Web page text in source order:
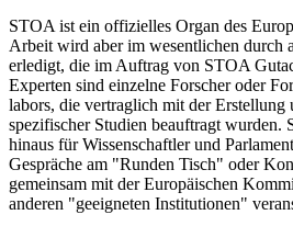
STOA ist ein offizielles Organ des
Arbeit wird aber im wesentlichen durch
erledigt, die im Auftrag von STOA
Experten sind einzelne Forscher oder
labors, die vertraglich mit der Erstellung
spezifischer Studien beauftragt wurden.
hinaus für Wissenschaftler und
Gespräche am "Runden Tisch" oder
gemeinsam mit der Europäischen
anderen "geeigneten Institutionen"